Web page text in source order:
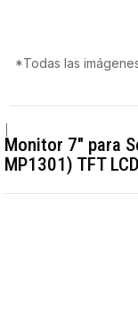
*Todas las
Monitor 7" para
MP1301) TFT